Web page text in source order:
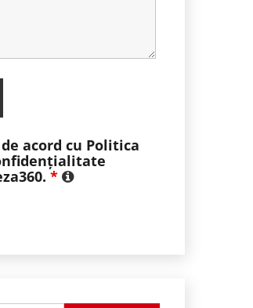
acord cu Politica
*